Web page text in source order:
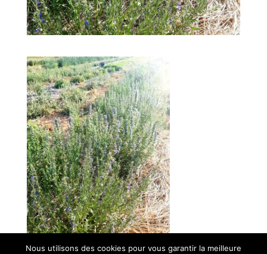
Nous utilisons des cookies pour vous garantir la meilleure